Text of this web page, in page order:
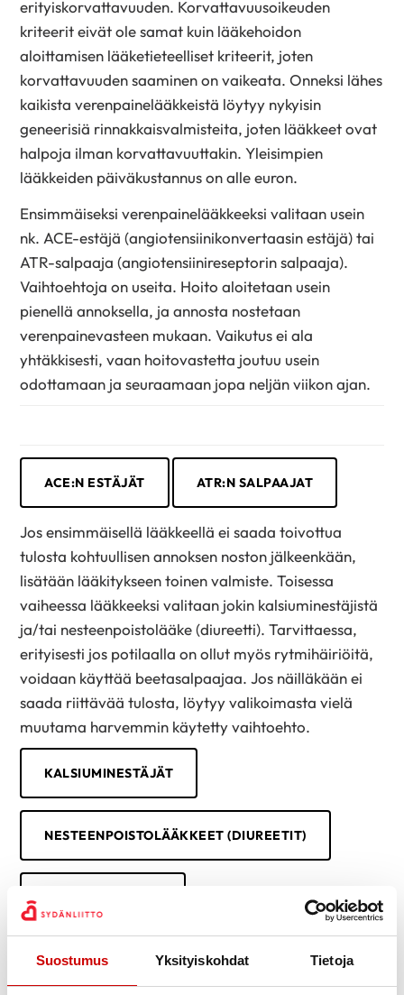
Suostumus Yksityiskohdat Tietoja
erityiskorvattavuuden. Korvattavuusoikeuden
kriteerit eivät ole samat kuin lääkehoidon
aloittamisen lääketieteelliset kriteerit, joten
korvattavuuden saaminen on vaikeata. Onneksi lähes
kaikista verenpainelääkkeistä löytyy nykyisin
geneerisiä rinnakkaisvalmisteita, joten lääkkeet ovat
halpoja ilman korvattavuuttakin. Yleisimpien
lääkkeiden päiväkustannus on alle euron.
Ensimmäiseksi verenpainelääkkeeksi valitaan usein
nk. ACE-estäjä (angiotensiinikonvertaasin estäjä) tai
ATR-salpaaja (angiotensiinireseptorin salpaaja).
Vaihtoehtoja on useita. Hoito aloitetaan usein
pienellä annoksella, ja annosta nostetaan
verenpainevasteen mukaan. Vaikutus ei ala
yhtäkkisesti, vaan hoitovastetta joutuu usein
odottamaan ja seuraamaan jopa neljän viikon ajan.
ACE:N ESTÄJÄT ATR:N SALPAAJAT
Jos ensimmäisellä lääkkeellä ei saada toivottua
tulosta kohtuullisen annoksen noston jälkeenkään,
lisätään lääkitykseen toinen valmiste. Toisessa
vaiheessa lääkkeeksi valitaan jokin kalsiuminestäjistä
ja/tai nesteenpoistolääke (diureetti). Tarvittaessa,
erityisesti jos potilaalla on ollut myös rytmihäiriöitä,
voidaan käyttää beetasalpaajaa. Jos näilläkään ei
saada riittävää tulosta, löytyy valikoimasta vielä
muutama harvemmin käytetty vaihtoehto.
KALSIUMINESTÄJÄT
NESTEENPOISTOLÄÄKKEET (DIUREETIT)
HARVINAISET VERENPAINELÄÄKKEET